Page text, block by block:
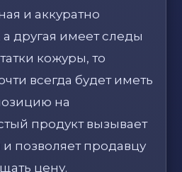
и аккуратно
другая имеет следы
кожуры, то
всегда будет иметь
на
продукт вызывает
позволяет продавцу
цену.